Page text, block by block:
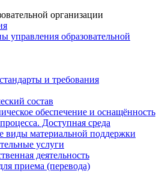
организации
управления образовательной
и требования
состав
обеспечение и оснащённость
Доступная среда
виды материальной поддержки
услуги
деятельность
приема (перевода)